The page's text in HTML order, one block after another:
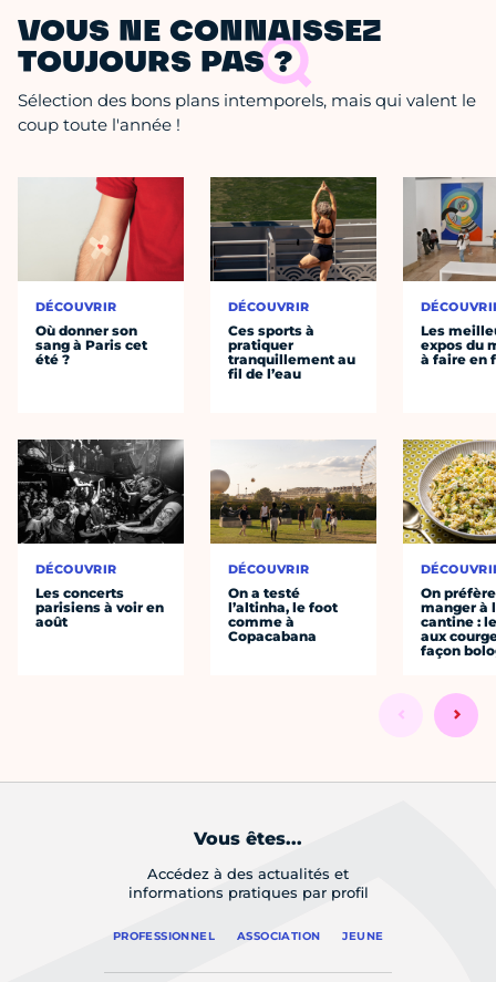
VOUS NE CONNAISSEZ
TOUJOURS PAS ?
Sélection des bons plans intemporels, mais qui valent le
coup toute l'année !
DÉCOUVRIR
Où donner son
sang à Paris cet
été ?
DÉCOUVRIR
Les concerts
parisiens à voir en
août
DÉCOUVRIR
Ces sports à
pratiquer
tranquillement au
fil de l’eau
DÉCOUVRIR
On a testé
l’altinha, le foot
comme à
Copacabana
Les
expos du
à faire en
On préfère
manger à
cantine :
aux
façon
Vous êtes...
Accédez à des actualités et
informations pratiques par profil
PROFESSIONNEL ASSOCIATION JEUNE